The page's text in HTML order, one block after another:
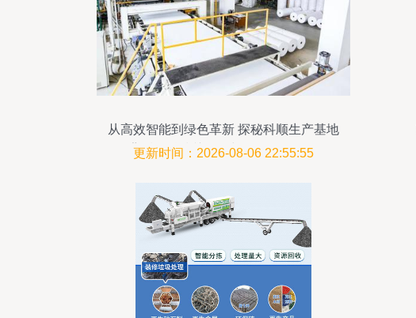
从高效智能到绿色革新 探秘科顺生产基地
背后的科技关键词与环保设备转型
更新时间：2026-08-06 22:55:55